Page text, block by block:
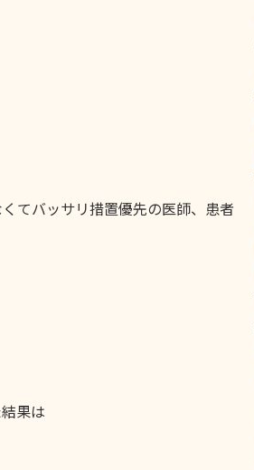
てバッサリ措置優先の医師、患者
果は